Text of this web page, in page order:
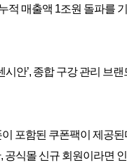
매출액 1조원 돌파를
’, 종합 구강 관리 브랜
포함된 쿠폰팩이 제공
식몰 신규 회원이라면